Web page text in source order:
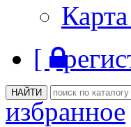
[
избранное